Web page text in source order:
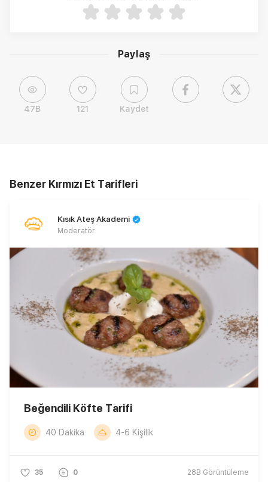
Paylaş
47B 121 Kaydet
Benzer Kırmızı Et Tarifleri
Kısık Ateş Akademi
Moderatör
Beğendili Köfte Tarifi
40 Dakika 4-6 Kişilik
35 0 28B Görüntüleme